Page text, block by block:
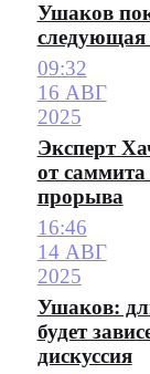
Ушаков
следующая
09:32
16 АВГ
2025
Эксперт
от
прорыва
16:46
14 АВГ
2025
Ушаков:
будет
дискуссия